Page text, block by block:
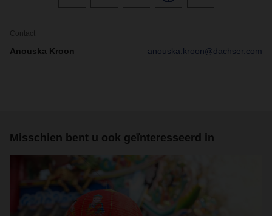
Contact
Anouska Kroon anouska.kroon@dachser.com
Misschien bent u ook geïnteresseerd in